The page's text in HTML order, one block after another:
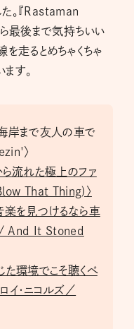
。『Rastaman
最後まで気持ちいい
を走るとめちゃくちゃ
す。
岸まで友人の車で
〉
ら流れた極上のファ
That Thing)〉
楽を見つけるなら車
/ And It Stoned
た環境でこそ聴くべ
イ・ニコルズ／